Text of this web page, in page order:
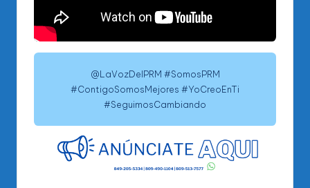
@LaVozDelPRM #SomosPRM
#ContigoSomosMejores #YoCreoEnTi
#SeguimosCambiando